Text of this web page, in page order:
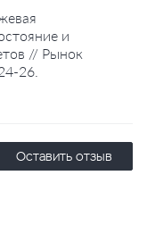
и
// Рынок
26.
Оставить отзыв